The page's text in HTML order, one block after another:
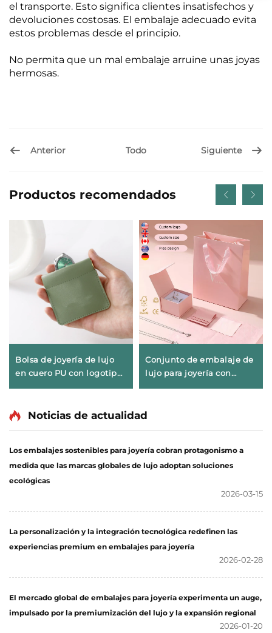
el transporte. Esto significa clientes insatisfechos y
devoluciones costosas. El embalaje adecuado evita
estos problemas desde el principio.
No permita que un mal embalaje arruine unas joyas
hermosas.
Anterior Todo Siguiente
Productos recomendados
Bolsa de joyería de lujo
en cuero PU con logotipo
metálica de resorte y
joyería
Conjunto de embalaje de
lujo para joyería con
y pendientes junto con
para joyería al por mayor
Noticias de actualidad
Los embalajes sostenibles para joyería cobran protagonismo a
medida que las marcas globales de lujo adoptan soluciones
ecológicas
2026-03-15
La personalización y la integración tecnológica redefinen las
experiencias premium en embalajes para joyería
2026-02-28
El mercado global de embalajes para joyería experimenta un auge,
impulsado por la premiumización del lujo y la expansión regional
2026-01-20